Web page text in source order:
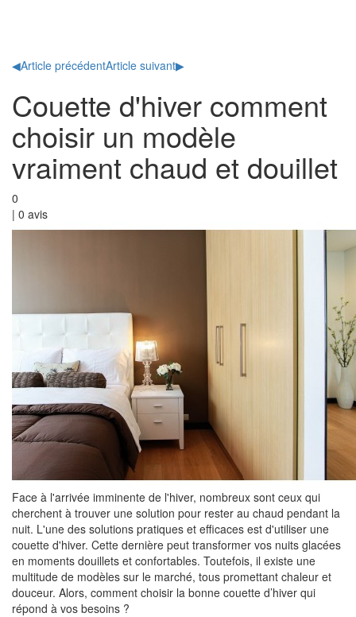
◀Article précédentArticle suivant▶
Couette d'hiver comment
choisir un modèle
vraiment chaud et douillet
0
| 0 avis
Face à l'arrivée imminente de l'hiver, nombreux sont ceux qui
cherchent à trouver une solution pour rester au chaud pendant la
nuit. L'une des solutions pratiques et efficaces est d'utiliser une
couette d'hiver. Cette dernière peut transformer vos nuits glacées
en moments douillets et confortables. Toutefois, il existe une
multitude de modèles sur le marché, tous promettant chaleur et
douceur. Alors, comment choisir la bonne couette d’hiver qui
répond à vos besoins ?